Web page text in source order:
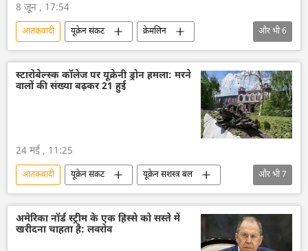
8 जून , 17:54
आतंकवादी यूक्रेन संकट
क्रेमलिन
क्रेमलिन के प्रवक्ता दिमित्री पेसकोव
व्लादिमीर पुतिन
यूक्रेन सशस्त्र बल
यूक्रेन
नाटो
और भी6
स्टारोबेल्स्क कॉलेज पर यूक्रेनी ड्रोन हमला: मरने
वालों की संख्या बढ़कर 21 हुई
24 मई , 11:25
आतंकवादी यूक्रेन संकट
यूक्रेन सशस्त्र बल
यूक्रेन
रूस मौत
आतंकवाद
आतंकी हमले
ड्रोन ड्रोन हमला
और भी7
अमेरिका नॉर्ड स्ट्रीम के एक हिस्से को सस्ते में
खरीदना चाहता है: लवरोव